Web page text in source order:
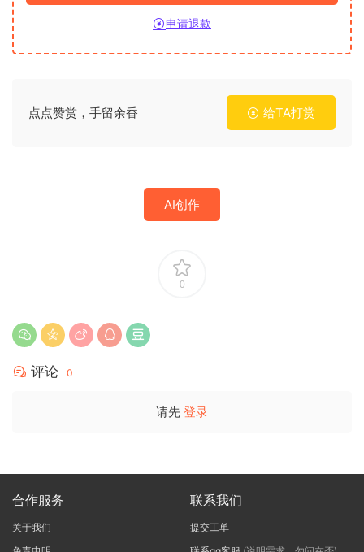
申请退款
点点赞赏，手留余香 给TA打赏
AI创作
0
评论 0
请先 登录
合作服务
关于我们
联系我们
提交工单